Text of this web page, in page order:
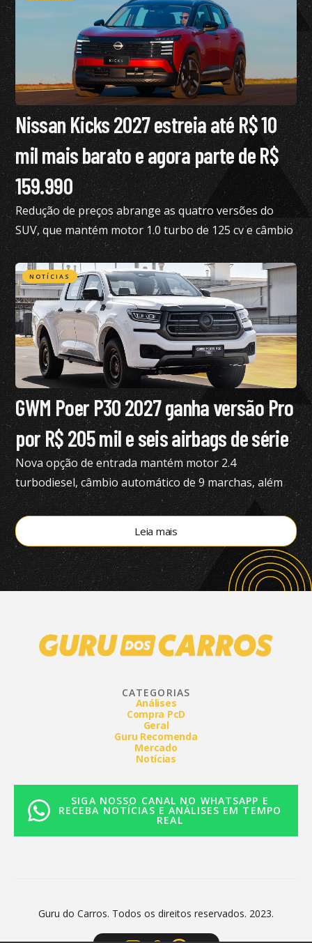
Nissan Kicks 2027 estreia até R$ 10
mil mais barato e agora parte de R$
159.990
Redução de preços abrange as quatro versões do
SUV, que mantém motor 1.0 turbo de 125 cv e câmbio
de dupla embreagem
NOTÍCIAS
GWM Poer P30 2027 ganha versão Pro
por R$ 205 mil e seis airbags de série
Nova opção de entrada mantém motor 2.4
turbodiesel, câmbio automático de 9 marchas, além
de tração 4×4
Leia mais
CATEGORIAS
Análises
Compra PcD
Geral
Guru Recomenda
Mercado
Notícias
SIGA NOSSO CANAL NO WHATSAPP E
RECEBA NOTÍCIAS E ANÁLISES EM TEMPO
REAL
Guru do Carros. Todos os direitos reservados. 2023.